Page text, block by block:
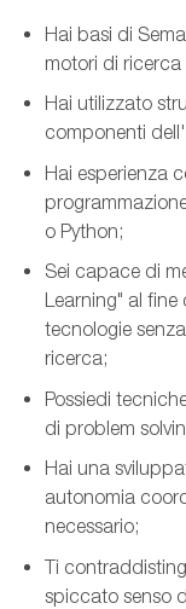
Hai basi di
motori di ricerca
Hai utilizzato
componenti
Hai esperienza
o Python;
Sei capace di
Learning" al
tecnologie
ricerca;
Possiedi
di problem
Hai una
autonomia
necessario;
Ti
spiccato senso